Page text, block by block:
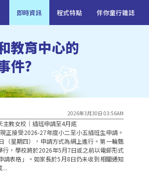
即時資訊 程式特點 伴你童行雜誌
教育中心的
件?
2026年3月30日 03:56AM
主教女校｜插班申請至4月底
正接受2026-27年度小二至小五插班生申請。
（星期四），申請方式為網上進行。第一輪甄
，學校將於2026年5月7日或之前以電郵形式
請表格」。如家長於5月8日仍未收到相關通知
...